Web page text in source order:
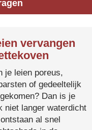
vervangen
je leien poreus,
of gedeeltelijk
Dan is je
niet langer waterdicht
al snel